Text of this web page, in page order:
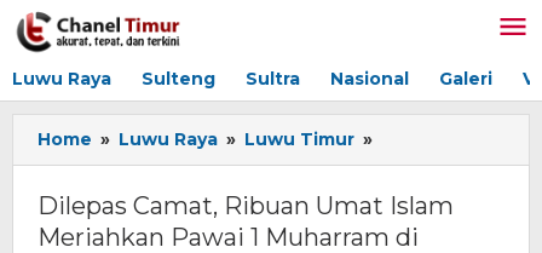
Lewati
ke
Luwu Raya Sulteng Sultra Nasional Galeri
Home » Luwu Raya » Luwu Timur »
Camat,
Umat
Islam
Dilepas Camat, Ribuan Umat Islam
Meriahkan Pawai 1 Muharram di